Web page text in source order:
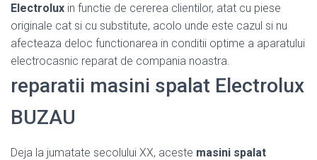
Electrolux in functie de cererea clientilor, atat cu piese
originale cat si cu substitute, acolo unde este cazul si nu
afecteaza deloc functionarea in conditii optime a aparatului
electrocasnic reparat de compania noastra.
reparatii masini spalat Electrolux
BUZAU
Deja la jumatate secolului XX, aceste masini spalat